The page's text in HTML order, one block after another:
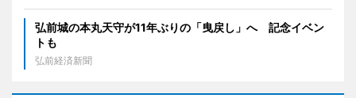
弘前城の本丸天守が11年ぶりの「曳戻し」へ 記念イベン
トも
弘前経済新聞